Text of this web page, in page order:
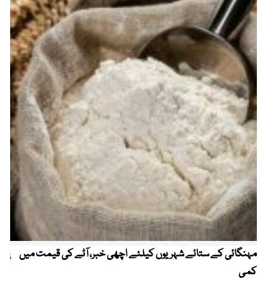
مہنگائی کے ستائے شہریوں کیلئے اچھی خبر، آٹے کی قیمت میں
کمی